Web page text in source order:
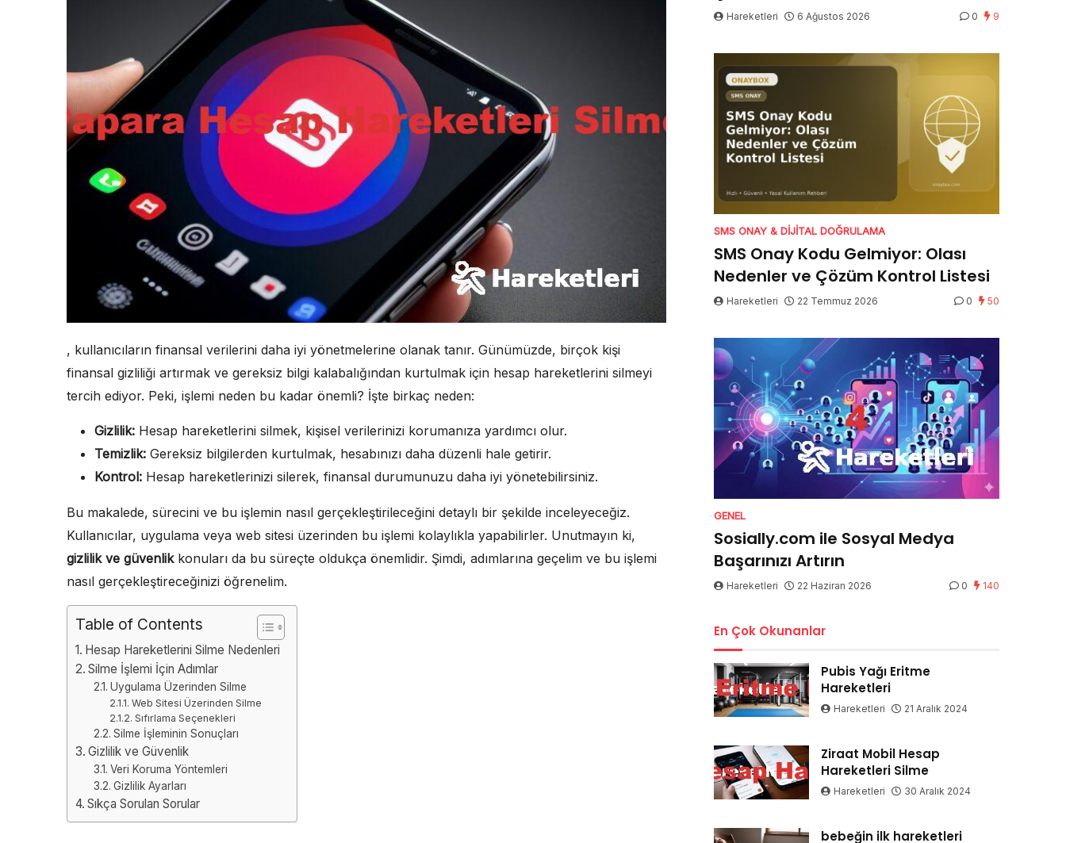
, kullanıcıların finansal verilerini daha iyi yönetmelerine olanak tanır. Günümüzde, birçok kişi
finansal gizliliği artırmak ve gereksiz bilgi kalabalığından kurtulmak için hesap hareketlerini silmeyi
tercih ediyor. Peki, işlemi neden bu kadar önemli? İşte birkaç neden:
Gizlilik: Hesap hareketlerini silmek, kişisel verilerinizi korumanıza yardımcı olur.
Temizlik: Gereksiz bilgilerden kurtulmak, hesabınızı daha düzenli hale getirir.
Kontrol: Hesap hareketlerinizi silerek, finansal durumunuzu daha iyi yönetebilirsiniz.
Bu makalede, sürecini ve bu işlemin nasıl gerçekleştirileceğini detaylı bir şekilde inceleyeceğiz.
Kullanıcılar, uygulama veya web sitesi üzerinden bu işlemi kolaylıkla yapabilirler. Unutmayın ki,
gizlilik ve güvenlikkonuları da bu süreçte oldukça önemlidir. Şimdi, adımlarına geçelim ve bu işlemi
nasıl gerçekleştireceğinizi öğrenelim.
Table of Contents
Hesap Hareketlerini Silme Nedenleri
Silme İşlemi İçin Adımlar
Uygulama Üzerinden Silme
Web Sitesi Üzerinden Silme
Sıfırlama Seçenekleri
Silme İşleminin Sonuçları
Gizlilik ve Güvenlik
Veri Koruma Yöntemleri
Gizlilik Ayarları
Sıkça Sorulan Sorular
Hareketleri 6 Ağustos 2026 0 9
SMS ONAY & DIJITAL DOĞRULAMA
SMS Onay Kodu Gelmiyor: Olası
Nedenler ve Çözüm Kontrol Listesi
Hareketleri 22 Temmuz 2026 0 50
GENEL
Sosially.com ile Sosyal Medya
Başarınızı Artırın
Hareketleri 22 Haziran 2026 0 140
En Çok Okunanlar
Pubis Yağı Eritme
Hareketleri
Hareketleri 21 Aralık 2024
Ziraat Mobil Hesap
Hareketleri Silme
Hareketleri 30 Aralık 2024
bebeğin ilk hareketleri